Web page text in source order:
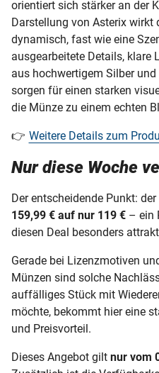
orientiert sich stärker an der
Darstellung von Asterix wirkt
dynamisch, fast wie eine
ausgearbeitete Details, klare
aus hochwertigem Silber
sorgen für einen starken
die Münze zu einem echten
👉 Weitere Details zum
Nur diese Woche
Der entscheidende Punkt: der
159,99 € auf nur 119 € – ein
diesen Deal besonders
Gerade bei Lizenzmotiven
Münzen sind solche
auffälliges Stück mit
möchte, bekommt hier eine
und Preisvorteil.
Dieses Angebot gilt nur vom